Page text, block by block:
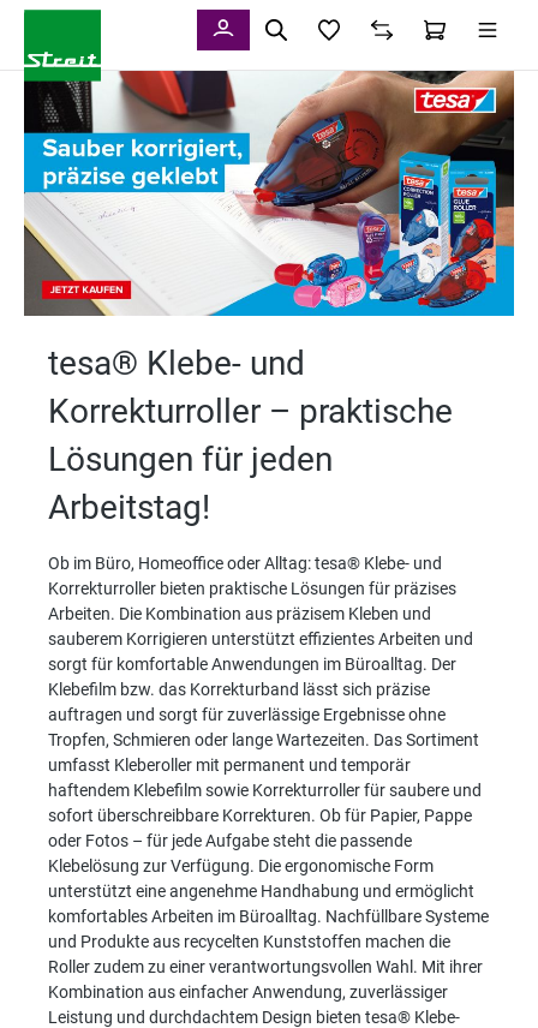
tesa® Klebe- und
Korrekturroller – praktische
Lösungen für jeden
Arbeitstag!
Ob im Büro, Homeoffice oder Alltag: tesa® Klebe- und
Korrekturroller bieten praktische Lösungen für präzises
Arbeiten. Die Kombination aus präzisem Kleben und
sauberem Korrigieren unterstützt effizientes Arbeiten und
sorgt für komfortable Anwendungen im Büroalltag. Der
Klebefilm bzw. das Korrekturband lässt sich präzise
auftragen und sorgt für zuverlässige Ergebnisse ohne
Tropfen, Schmieren oder lange Wartezeiten. Das Sortiment
umfasst Kleberoller mit permanent und temporär
haftendem Klebefilm sowie Korrekturroller für saubere und
sofort überschreibbare Korrekturen. Ob für Papier, Pappe
oder Fotos – für jede Aufgabe steht die passende
Klebelösung zur Verfügung. Die ergonomische Form
unterstützt eine angenehme Handhabung und ermöglicht
komfortables Arbeiten im Büroalltag. Nachfüllbare Systeme
und Produkte aus recycelten Kunststoffen machen die
Roller zudem zu einer verantwortungsvollen Wahl. Mit ihrer
Kombination aus einfacher Anwendung, zuverlässiger
Leistung und durchdachtem Design bieten tesa® Klebe-